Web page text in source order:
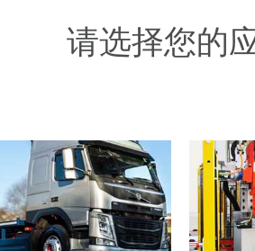
请选择您的